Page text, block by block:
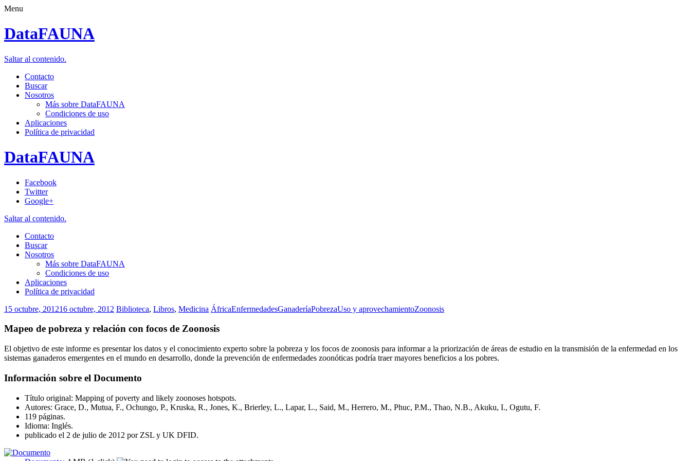
Menu
DataFAUNA
Saltar al contenido.
Contacto
Buscar
Nosotros
Más sobre DataFAUNA
Condiciones de uso
Aplicaciones
Política de privacidad
DataFAUNA
Facebook
Twitter
Google+
Saltar al contenido.
Contacto
Buscar
Nosotros
Más sobre DataFAUNA
Condiciones de uso
Aplicaciones
Política de privacidad
15 octubre, 201216 octubre, 2012 Biblioteca, Libros, Medicina ÁfricaEnfermedadesGanaderíaPobrezaUso y aprovechamientoZoonosis
Mapeo de pobreza y relación con focos de Zoonosis
El objetivo de este informe es presentar los datos y el conocimiento experto sobre la pobreza y los focos de zoonosis para informar a la priorización de áreas de estudio en la transmisión de la enfermedad en los
sistemas ganaderos emergentes en el mundo en desarrollo, donde la prevención de enfermedades zoonóticas podría traer mayores beneficios a los pobres.
Información sobre el Documento
Título original: Mapping of poverty and likely zoonoses hotspots.
Autores: Grace, D., Mutua, F., Ochungo, P., Kruska, R., Jones, K., Brierley, L., Lapar, L., Said, M., Herrero, M., Phuc, P.M., Thao, N.B., Akuku, I., Ogutu, F.
119 páginas.
Idioma: Inglés.
publicado el 2 de julio de 2012 por ZSL y UK DFID.